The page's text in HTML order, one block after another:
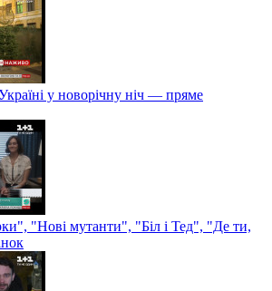
у новорічну ніч — пряме
"Нові мутанти", "Біл і Тед", "Де ти,